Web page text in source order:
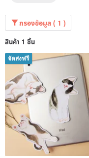
กรองข้อมูล ( 1 )
สินค้า 1 ชิ้น
จัดส่งฟรี